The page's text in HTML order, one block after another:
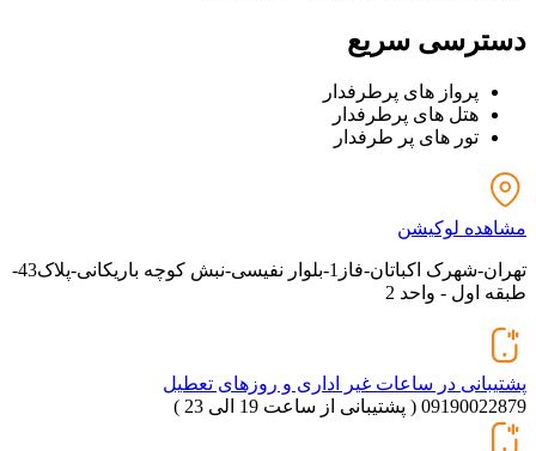
دسترسی سریع
پرواز های پرطرفدار
هتل های پرطرفدار
تور های پر طرفدار
مشاهده لوکیشن
تهران-شهرک اکباتان-فاز1-بلوار نفیسی-نبش کوچه باریکانی-پلاک43-
طبقه اول - واحد 2
پشتیبانی در ساعات غیر اداری و روزهای تعطیل
09190022879 ( پشتیبانی از ساعت 19 الی 23 )